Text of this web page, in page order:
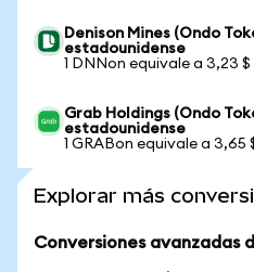
Denison Mines (Ondo
estadounidense
1 DNNon equivale a 3,23 $
Grab Holdings (Ondo
estadounidense
1 GRABon equivale a 3,65
Explorar más
Conversiones avanzadas